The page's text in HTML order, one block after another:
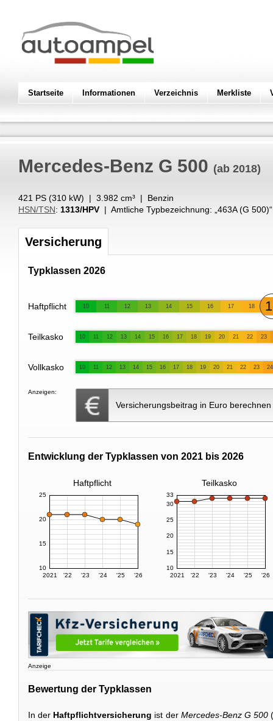
Startseite Informationen Verzeichnis Merkliste
Mercedes-Benz G 500 (ab 2018)
421 PS (310 kW) | 3.982 cm³ | Benzin
HSN/TSN: 1313/HPV| Amtliche Typbezeichnung: „ 463A (G 500)“
Versicherung
Typklassen 2026
Haftpflicht 10 11 12 13 14 15 16 17 18
Teilkasko 10 11 12 13 14 15 16 17 18 19 20 21 22 23
Vollkasko 10 11 12 13 14 15 16 17 18 19 20 21 22 23 24
Anzeigen:
Versicherungsbeitrag in Euro berechnen
Entwicklung der Typklassen von 2021 bis 2026
Haftpflicht Teilkasko
2021 '22 '23 '24 '25 '26
10
15
20
25
2021 '22 '23 '24 '25 '26
10
15
20
25
30
33
Anzeige
Bewertung der Typklassen
In der Haftpflichtversicherung ist der Mercedes-Benz G 500